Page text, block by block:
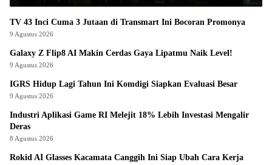
TV 43 Inci Cuma 3 Jutaan di Transmart Ini Bocoran Promonya
9 Agustus 2026
Galaxy Z Flip8 AI Makin Cerdas Gaya Lipatmu Naik Level!
9 Agustus 2026
IGRS Hidup Lagi Tahun Ini Komdigi Siapkan Evaluasi Besar
9 Agustus 2026
Industri Aplikasi Game RI Melejit 18% Lebih Investasi Mengalir
Deras
8 Agustus 2026
Rokid AI Glasses Kacamata Canggih Ini Siap Ubah Cara Kerja